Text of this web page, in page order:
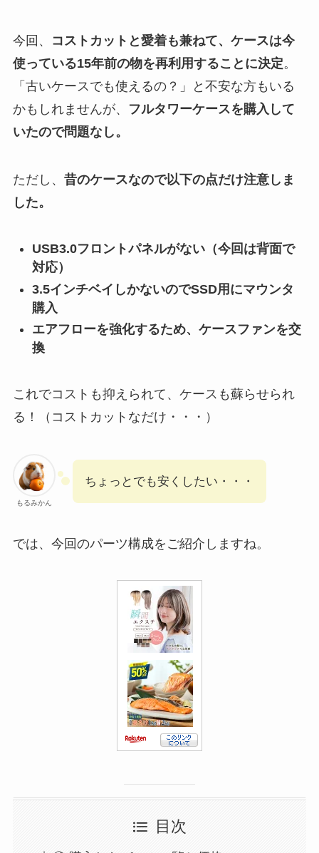
今回、
コストカットと愛着も兼ねて、ケースは今
使っている15年前の物を再利用することに決定。
「古いケースでも使えるの？」と不安な方もいる
かもしれませんが、
フルタワーケースを購入して
いたので問題なし。
ただし、 昔のケースなので以下の点だけ注意しま
した。
USB3.0フロントパネルがない（今回は背面で
対応）
3.5インチベイしかないのでSSD用にマウンタ
購入
エアフローを強化するため、ケースファンを交
換
これでコストも抑えられて、ケースも蘇らせられ
る！（コストカットなだけ・・・）
もるみかん
ちょっとでも安くしたい・・・
では、今回のパーツ構成をご紹介しますね。
目次